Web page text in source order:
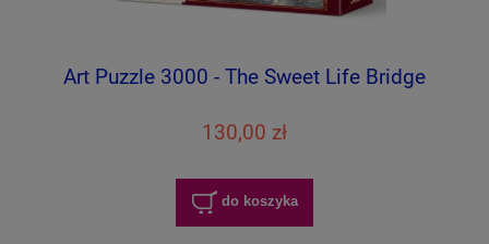
Art Puzzle 3000 - The Sweet Life Bridge
130,00 zł
do koszyka